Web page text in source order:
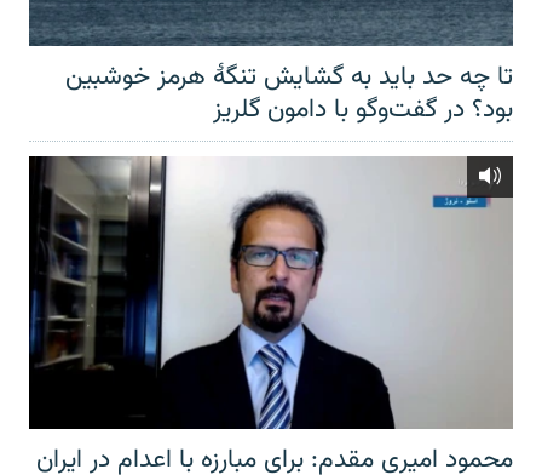
تا چه حد باید به گشایش تنگهٔ هرمز خوشبین
بود؟ در گفت‌وگو با دامون گلریز
محمود امیری مقدم: برای مبارزه با اعدام در ایران